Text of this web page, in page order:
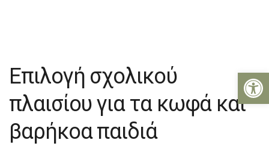
Επιλογή σχολικού
πλαισίου για τα κωφά και
βαρήκοα παιδιά